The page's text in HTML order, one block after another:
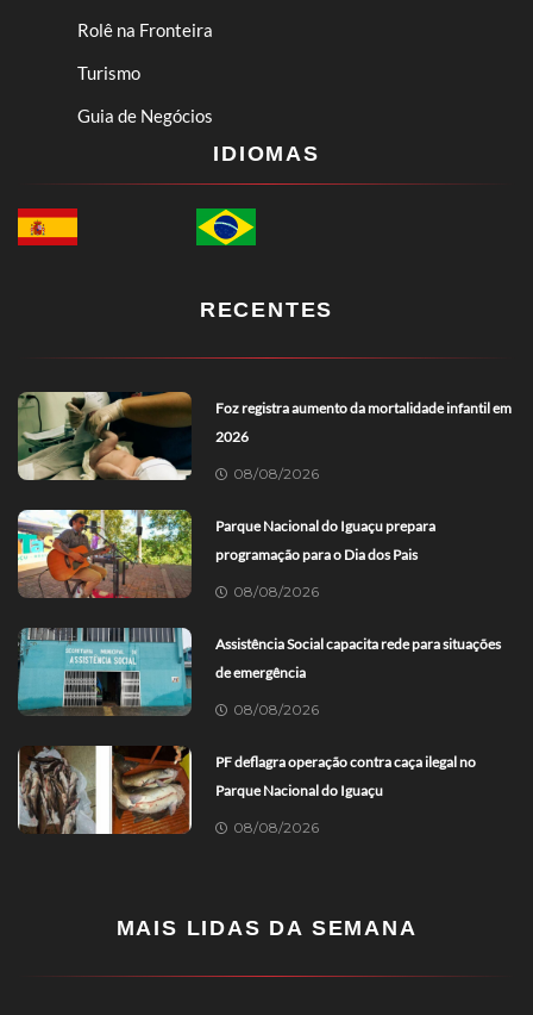
Rolê na Fronteira
Turismo
Guia de Negócios
IDIOMAS
RECENTES
Foz registra aumento da mortalidade infantil em
2026
08/08/2026
Parque Nacional do Iguaçu prepara
programação para o Dia dos Pais
08/08/2026
Assistência Social capacita rede para situações
de emergência
08/08/2026
PF deflagra operação contra caça ilegal no
Parque Nacional do Iguaçu
08/08/2026
MAIS LIDAS DA SEMANA